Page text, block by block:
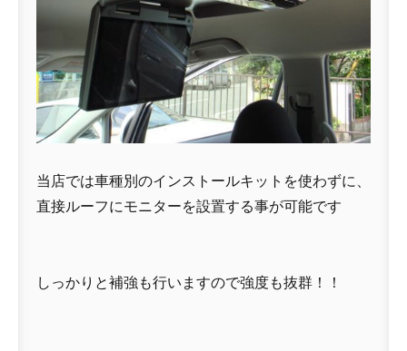
当店では車種別のインストールキットを使わずに、
直接ルーフにモニターを設置する事が可能です
しっかりと補強も行いますので強度も抜群！！